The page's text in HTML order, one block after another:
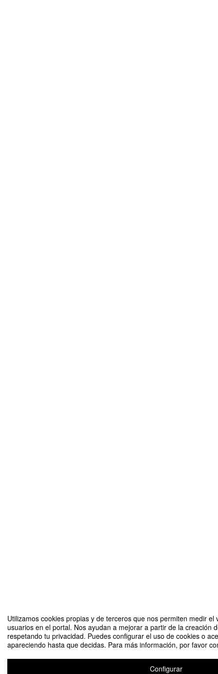
Utilizamos cookies propias y de terceros que nos permiten medir
usuarios en el portal. Nos ayudan a mejorar a partir de la creación
respetando tu privacidad. Puedes configurar el uso de cookies o
apareciendo hasta que decidas. Para más información, por favor
Configurar